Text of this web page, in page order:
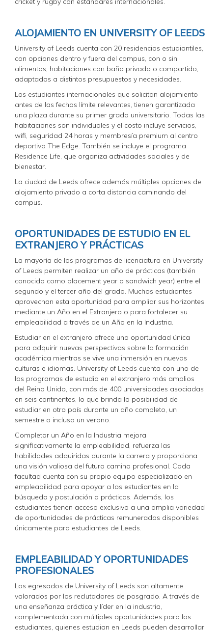
ALOJAMIENTO EN UNIVERSITY OF LEEDS
University of Leeds cuenta con 20 residencias estudiantiles,
con opciones dentro y fuera del campus, con o sin
alimentos, habitaciones con baño privado o compartido,
adaptadas a distintos presupuestos y necesidades.
Los estudiantes internacionales que solicitan alojamiento
antes de las fechas límite relevantes, tienen garantizada
una plaza durante su primer grado universitario. Todas las
habitaciones son individuales y el costo incluye servicios,
wifi, seguridad 24 horas y membresía premium al centro
deportivo The Edge. También se incluye el programa
Residence Life, que organiza actividades sociales y de
bienestar.
La ciudad de Leeds ofrece además múltiples opciones de
alojamiento privado a corta distancia caminando del
campus.
OPORTUNIDADES DE ESTUDIO EN EL
EXTRANJERO Y PRÁCTICAS
La mayoría de los programas de licenciatura en University
of Leeds permiten realizar un año de prácticas (también
conocido como placement year o sandwich year) entre el
segundo y el tercer año del grado. Muchos estudiantes
aprovechan esta oportunidad para ampliar sus horizontes
mediante un Año en el Extranjero o para fortalecer su
empleabilidad a través de un Año en la Industria.
Estudiar en el extranjero ofrece una oportunidad única
para adquirir nuevas perspectivas sobre la formación
académica mientras se vive una inmersión en nuevas
culturas e idiomas. University of Leeds cuenta con uno de
los programas de estudio en el extranjero más amplios
del Reino Unido, con más de 400 universidades asociadas
en seis continentes, lo que brinda la posibilidad de
estudiar en otro país durante un año completo, un
semestre o incluso un verano.
Completar un Año en la Industria mejora
significativamente la empleabilidad, refuerza las
habilidades adquiridas durante la carrera y proporciona
una visión valiosa del futuro camino profesional. Cada
facultad cuenta con su propio equipo especializado en
empleabilidad para apoyar a los estudiantes en la
búsqueda y postulación a prácticas. Además, los
estudiantes tienen acceso exclusivo a una amplia variedad
de oportunidades de prácticas remuneradas disponibles
únicamente para estudiantes de Leeds.
EMPLEABILIDAD Y OPORTUNIDADES
PROFESIONALES
Los egresados de University of Leeds son altamente
valorados por los reclutadores de posgrado. A través de
una enseñanza práctica y líder en la industria,
complementada con múltiples oportunidades para los
estudiantes, quienes estudian en Leeds pueden desarrollar